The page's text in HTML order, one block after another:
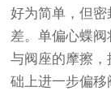
好为简单，但
差。单偏心蝶
与阀座的摩擦
础上进一步偏